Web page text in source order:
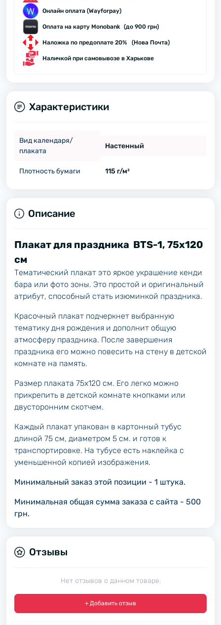
Онлайн оплата (Wayforpay)
Оплата на карту Monobank (до 900 грн)
Наложка по предоплате 20% (Нова Почта)
Наличкой при самовывозе в Харькове
Характеристики
Вид календаря/
плаката
Настенный
Плотность бумаги 115 г/м²
Описание
Плакат для праздника BTS-1, 75х120
см
Тематический плакат это яркое украшение кенди
бара или фото зоны. Это простой и оригинальный
атрибут, способный стать изюминкой праздника.
Красочный плакат подчеркнет выбранную
тематику дня рождения и дополнит общую
атмосферу праздника. После завершения
праздника его можно повесить на стену в детской
комнате на память.
Размер плаката 75х120 см. Его легко можно
прикрепить в детской комнате кнопками или
двусторонним скотчем.
Каждый плакат упакован в картонный тубус
длиной 75 см, диаметром 5 см. и готов к
транспортировке. На тубусе есть наклейка с
уменьшенной копией изображения.
Минимальный заказ этой позиции - 1 штука.
Минимальная общая сумма заказа с сайта - 500
грн.
Отзывы
Нет отзывов о данном товаре.
+ Добавить отзыв